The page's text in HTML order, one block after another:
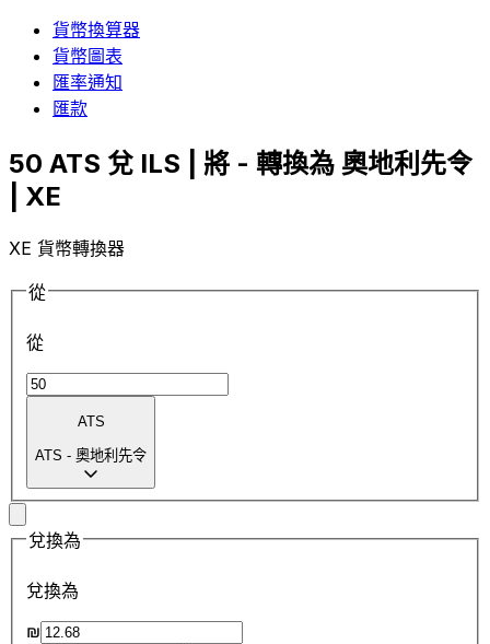
貨幣換算器
貨幣圖表
匯率通知
匯款
50 ATS 兌 ILS | 將 - 轉換為 奧地利先令
| XE
XE 貨幣轉換器
從
從
ATS
ATS - 奧地利先令
兌換為
兌換為
₪